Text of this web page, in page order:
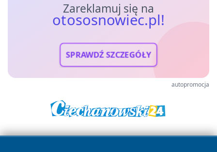
Zareklamuj się na
otososnowiec.pl!
SPRAWDŹ SZCZEGÓŁY
autopromocja